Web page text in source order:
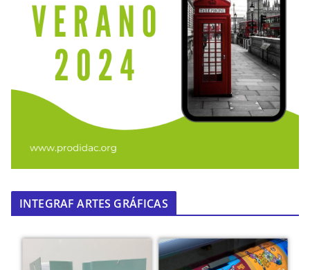
INTEGRAF ARTES GRÁFICAS